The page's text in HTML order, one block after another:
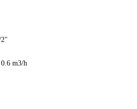
m3/h